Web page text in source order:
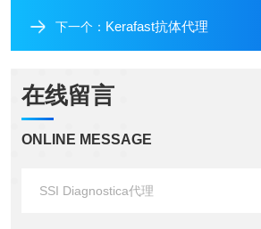
下一个： Kerafast抗体代理
在线留言
ONLINE MESSAGE